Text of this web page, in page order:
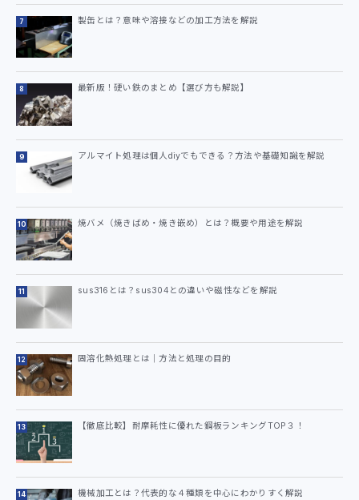
製缶とは？意味や溶接などの加工方法を解説
最新版！硬い鉄のまとめ【選び方も解説】
アルマイト処理は個人diyでもできる？方法や基礎知識を解説
焼バメ（焼きばめ・焼き嵌め）とは？概要や用途を解説
sus316とは？sus304との違いや磁性などを解説
固溶化熱処理とは｜方法と処理の目的
【徹底比較】耐摩耗性に優れた鋼板ランキングTOP３！
機械加工とは？代表的な４種類を中心にわかりすく解説